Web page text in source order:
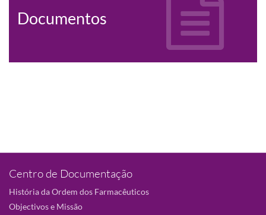
Documentos
Centro de Documentação
História da Ordem dos Farmacêuticos
Objectivos e Missão